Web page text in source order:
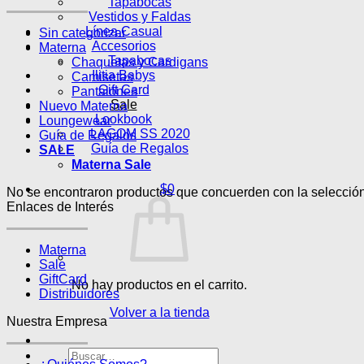
Vestidos y Faldas
Línea Casual
Accesorios
Tapabocas
Ilitia Babys
Gift Card
Sale
Lookbook
LAGOM SS 2020
Guía de Regalos
$0
No hay productos en el carrito.
Volver a la tienda
Buscar
Sin categorizar
Materna
Chaquetas y Cardigans
Camisetas
Pantalones
Nuevo Materna
Loungewear
Guía de Regalos
SALE
Materna Sale
No se encontraron productos que concuerden con la
Enlaces de Interés
Materna
Sale
GiftCard
Distribuidores
Nuestra Empresa